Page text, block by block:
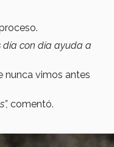
día con día ayuda a
nunca vimos antes
comentó.